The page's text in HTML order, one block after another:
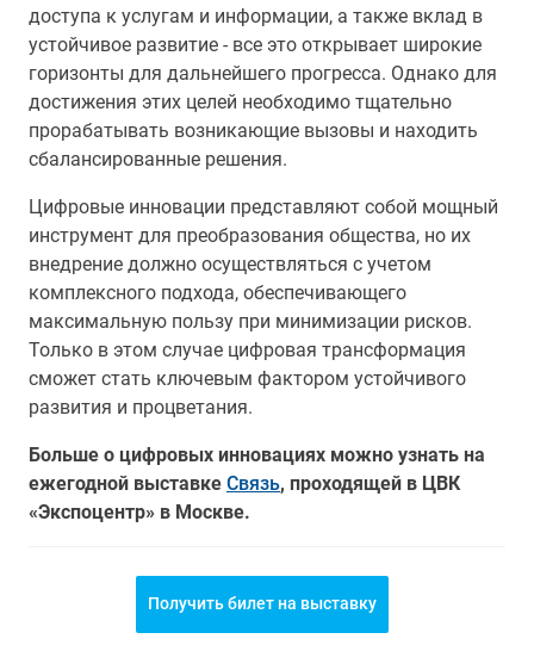
доступа к услугам и информации, а также вклад в
устойчивое развитие - все это открывает широкие
горизонты для дальнейшего прогресса. Однако для
достижения этих целей необходимо тщательно
прорабатывать возникающие вызовы и находить
сбалансированные решения.
Цифровые инновации представляют собой мощный
инструмент для преобразования общества, но их
внедрение должно осуществляться с учетом
комплексного подхода, обеспечивающего
максимальную пользу при минимизации рисков.
Только в этом случае цифровая трансформация
сможет стать ключевым фактором устойчивого
развития и процветания.
Больше о цифровых инновациях можно узнать на
ежегодной выставке Связь, проходящей в ЦВК
«Экспоцентр» в Москве.
Получить билет на выставку